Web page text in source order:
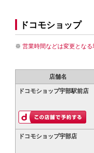
ドコモショップ
営業時間などは変更とな
店舗名
ドコモショップ宇部駅前店
ドコモショップ宇部店